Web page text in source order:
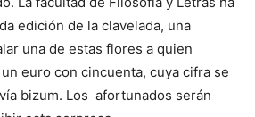
edición de la clavelada, una
una de estas flores a quien
euro con cincuenta, cuya cifra se
bizum. Los afortunados serán